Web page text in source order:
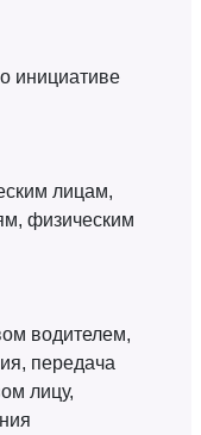
инициативе
лицам,
физическим
водителем,
передача
лицу,